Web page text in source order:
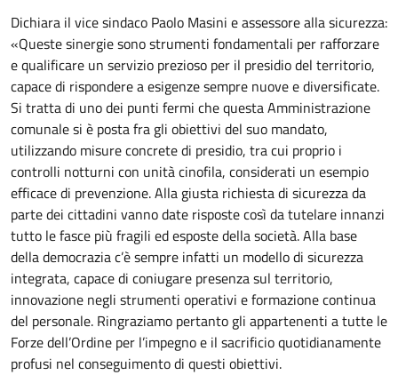
Dichiara il vice sindaco Paolo Masini e assessore alla sicurezza:
«Queste sinergie sono strumenti fondamentali per rafforzare
e qualificare un servizio prezioso per il presidio del territorio,
capace di rispondere a esigenze sempre nuove e diversificate.
Si tratta di uno dei punti fermi che questa Amministrazione
comunale si è posta fra gli obiettivi del suo mandato,
utilizzando misure concrete di presidio, tra cui proprio i
controlli notturni con unità cinofila, considerati un esempio
efficace di prevenzione. Alla giusta richiesta di sicurezza da
parte dei cittadini vanno date risposte così da tutelare innanzi
tutto le fasce più fragili ed esposte della società. Alla base
della democrazia c’è sempre infatti un modello di sicurezza
integrata, capace di coniugare presenza sul territorio,
innovazione negli strumenti operativi e formazione continua
del personale. Ringraziamo pertanto gli appartenenti a tutte le
Forze dell’Ordine per l’impegno e il sacrificio quotidianamente
profusi nel conseguimento di questi obiettivi.